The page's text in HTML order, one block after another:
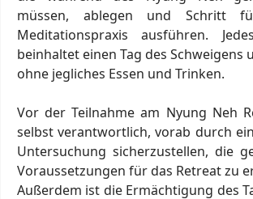
müssen, ablegen und Schritt
Meditationspraxis ausführen.
beinhaltet einen Tag des Schweigens
ohne jegliches Essen und Trinken.
Vor der Teilnahme am Nyung Neh
selbst verantwortlich, vorab durch
Untersuchung sicherzustellen, die
Voraussetzungen für das Retreat zu
Außerdem ist die Ermächtigung des